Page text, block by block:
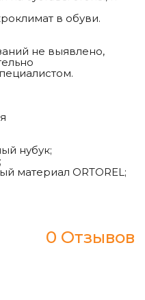
в обуви.
не выявлено,
нубук;
материал ORTOREL;
0 Отзывов